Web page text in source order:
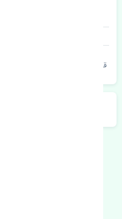
قیمت
اطلاعات فنی